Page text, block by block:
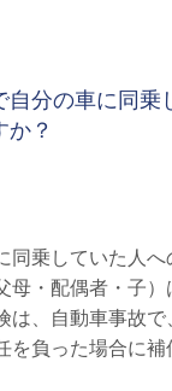
自分の車に同乗
か？
同乗していた人へ
母・配偶者・子
は、自動車事故で
を負った場合に補